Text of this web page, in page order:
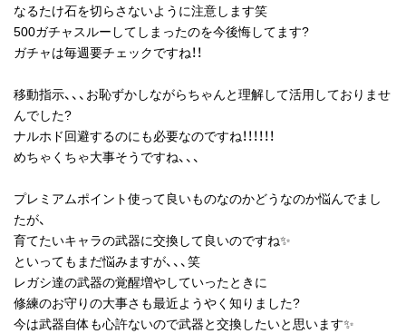
なるたけ石を切らさないように注意します笑
500ガチャスルーしてしまったのを今後悔してます?
ガチャは毎週要チェックですね！！
移動指示、、、お恥ずかしながらちゃんと理解して活用しておりませ
んでした?
ナルホド回避するのにも必要なのですね！！！！！！
めちゃくちゃ大事そうですね、、、
プレミアムポイント使って良いものなのかどうなのか悩んでまし
たが、
育てたいキャラの武器に交換して良いのですね✨
といってもまだ悩みますが、、、笑
レガシ達の武器の覚醒増やしていったときに
修練のお守りの大事さも最近ようやく知りました?
今は武器自体も心許ないので武器と交換したいと思います✨